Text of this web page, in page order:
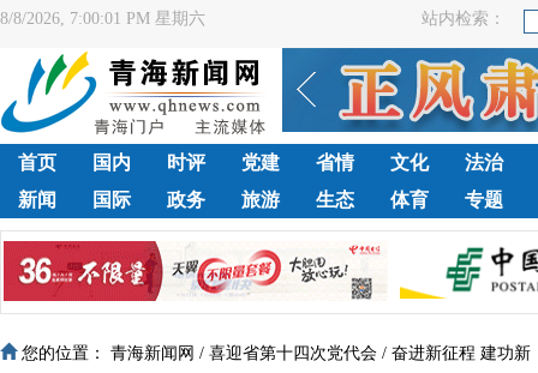
8/8/2026, 7:00:02 PM 星期六 站内检索：
首页 国内 时评 党建 省情 文化
法治
新闻
国际 政务 旅游 生态 体育 专题
您的位置： 青海新闻网 / 喜迎省第十四次党代会 / 奋进新征程 建功新